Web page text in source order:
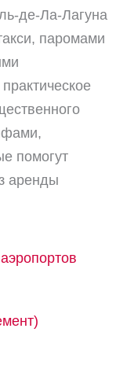
де-Ла-Лагуна
паромами
помогут
аренды